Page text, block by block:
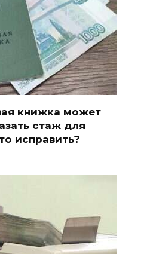
книжка может
стаж для
исправить?